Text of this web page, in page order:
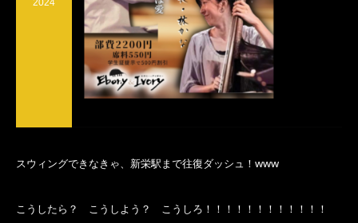
スウィングできなきゃ、新栄駅まで往復ダッシュ！www
こうしたら？ こうしよう？ こうしろ！！！！！！！！！！！！